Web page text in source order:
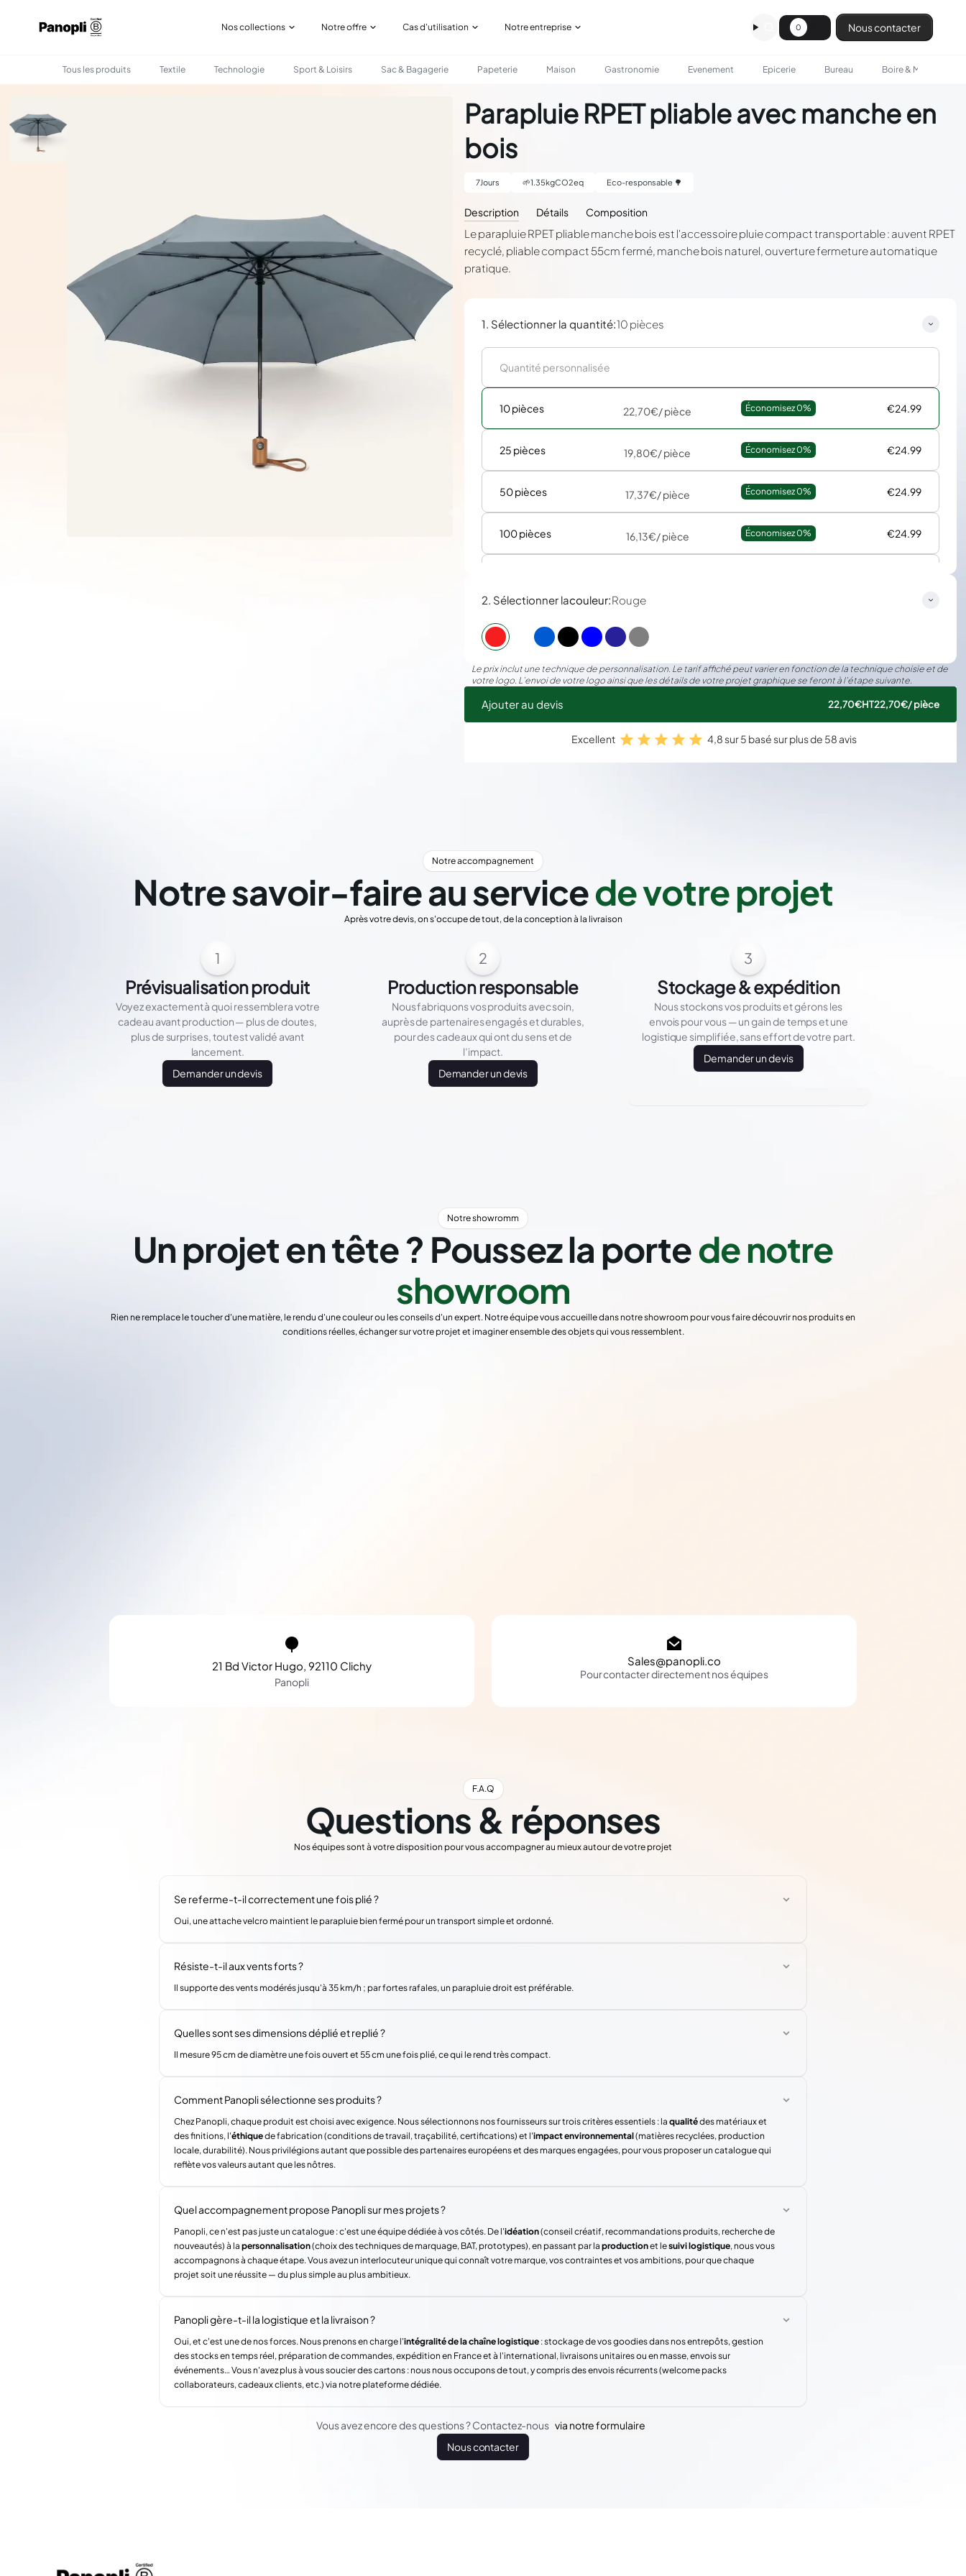
Nos collections Notre offre Cas d'utilisation Notre entreprise 0 Nous contacter
Tous les produits Textile Technologie Sport & Loisirs Sac & Bagagerie Papeterie Maison Gastronomie Evenement Epicerie Bureau Boire & Manger
TEXTILE PARAPLUIE RPET PLIABLE AVEC MANCHE EN BOIS
Parapluie RPET pliable avec manche en
bois
7Jours 🌱1.35kgCO2eq Eco-responsable 🌳
Description Détails Composition
Le parapluie RPET pliable manche bois est l'accessoire pluie compact transportable : auvent RPET
recyclé, pliable compact 55cm fermé, manche bois naturel, ouverture fermeture automatique
pratique.
1. Sélectionner la quantité:10 pièces
10 pièces 22,70€/ pièce Économisez 0% €24.99
25 pièces 19,80€/ pièce Économisez 0% €24.99
50 pièces 17,37€/ pièce Économisez 0% €24.99
100 pièces 16,13€/ pièce Économisez 0% €24.99
2. Sélectionner lacouleur:Rouge
Le prix inclut une technique de personnalisation. Le tarif affiché peut varier en fonction de la technique choisie et de
votre logo. L’envoi de votre logo ainsi que les détails de votre projet graphique se feront à l’étape suivante.
Ajouter au devis 22,70€HT22,70€/ pièce
Excellent 4,8 sur 5 basé sur plus de 58 avis
Notre accompagnement
Notre savoir-faire au servicede votre projet
Après votre devis, on s'occupe de tout, de la conception à la livraison
1
Prévisualisation produit
Voyez exactement à quoi ressemblera votre
cadeau avant production — plus de doutes,
plus de surprises, tout est validé avant
lancement.
Demander un devis
2
Production responsable
Nous fabriquons vos produits avec soin,
auprès de partenaires engagés et durables,
pour des cadeaux qui ont du sens et de
l’impact.
Demander un devis
3
Stockage & expédition
Nous stockons vos produits et gérons les
envois pour vous — un gain de temps et une
logistique simplifiée, sans effort de votre part.
Demander un devis
Notre showromm
Un projet en tête ? Poussez la portede notre
showroom
Rien ne remplace le toucher d'une matière, le rendu d'une couleur ou les conseils d'un expert. Notre équipe vous accueille dans notre showroom pour vous faire découvrir nos produits en
conditions réelles, échanger sur votre projet et imaginer ensemble des objets qui vous ressemblent.
21 Bd Victor Hugo, 92110 Clichy
Panopli
Sales@panopli.co
Pour contacter directement nos équipes
F.A.Q
Questions & réponses
Nos équipes sont à votre disposition pour vous accompagner au mieux autour de votre projet
Se referme-t-il correctement une fois plié ?
Oui, une attache velcro maintient le parapluie bien fermé pour un transport simple et ordonné.
Résiste-t-il aux vents forts ?
Il supporte des vents modérés jusqu'à 35 km/h ; par fortes rafales, un parapluie droit est préférable.
Quelles sont ses dimensions déplié et replié ?
Il mesure 95 cm de diamètre une fois ouvert et 55 cm une fois plié, ce qui le rend très compact.
Comment Panopli sélectionne ses produits ?
Chez Panopli, chaque produit est choisi avec exigence. Nous sélectionnons nos fournisseurs sur trois critères essentiels : la qualitédes matériaux et
des finitions, l'éthiquede fabrication (conditions de travail, traçabilité, certifications) et l'impact environnemental(matières recyclées, production
locale, durabilité). Nous privilégions autant que possible des partenaires européens et des marques engagées, pour vous proposer un catalogue qui
reflète vos valeurs autant que les nôtres.
Quel accompagnement propose Panopli sur mes projets ?
Panopli, ce n'est pas juste un catalogue : c'est une équipe dédiée à vos côtés. De l'idéation(conseil créatif, recommandations produits, recherche de
nouveautés) à la personnalisation(choix des techniques de marquage, BAT, prototypes), en passant par la productionet lesuivi logistique, nous vous
accompagnons à chaque étape. Vous avez un interlocuteur unique qui connaît votre marque, vos contraintes et vos ambitions, pour que chaque
projet soit une réussite — du plus simple au plus ambitieux.
Panopli gère-t-il la logistique et la livraison ?
Oui, et c'est une de nos forces. Nous prenons en charge l'intégralité de la chaîne logistique : stockage de vos goodies dans nos entrepôts, gestion
des stocks en temps réel, préparation de commandes, expédition en France et à l'international, livraisons unitaires ou en masse, envois sur
événements… Vous n'avez plus à vous soucier des cartons : nous nous occupons de tout, y compris des envois récurrents (welcome packs
collaborateurs, cadeaux clients, etc.) via notre plateforme dédiée.
Vous avez encore des questions ? Contactez-nous via notre formulaire
Nous contacter